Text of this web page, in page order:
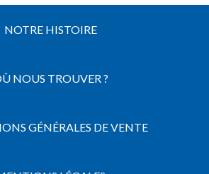
NOTRE HISTOIRE
NOUS TROUVER ?
GÉNÉRALES DE VENTE